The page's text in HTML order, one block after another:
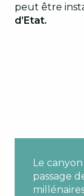
peut être
d’Etat.
Le
passage